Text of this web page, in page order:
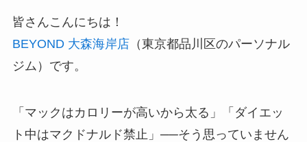
皆さんこんにちは！
BEYOND 大森海岸店（東京都品川区のパーソナル
ジム）です。
「マックはカロリーが高いから太る」「ダイエッ
ト中はマクドナルド禁止」──そう思っていません